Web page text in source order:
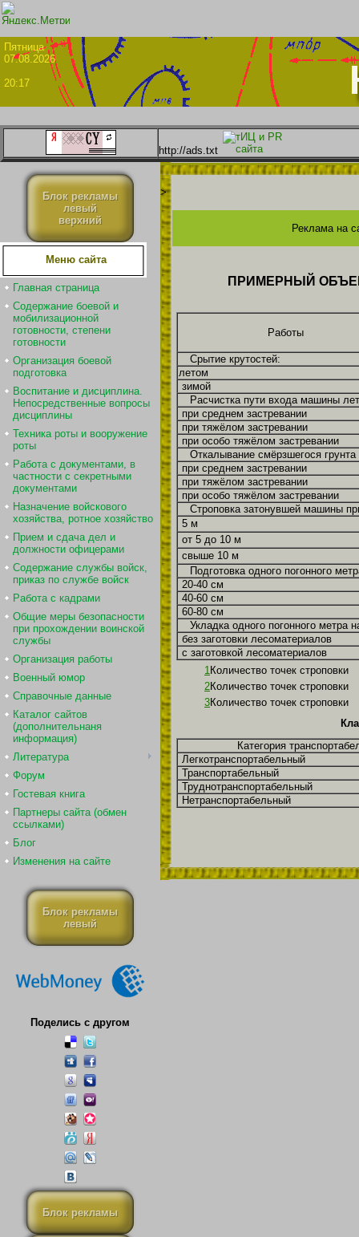
07.08.2026
20:17
http://ads.txt
Блок рекламы
левый
верхний
Меню сайта
Главная страница
Содержание боевой и
мобилизационной
готовности, степени
готовности
Организация боевой
подготовка
Воспитание и дисциплина.
Непосредственные вопросы
дисциплины
Техника роты и вооружение
роты
Работа с документами, в
частности с секретными
документами
Назначение войскового
хозяйства, ротное хозяйство
Прием и сдача дел и
должности офицерами
Содержание службы войск,
приказ по службе войск
Работа с кадрами
Общие меры безопасности
при прохождении воинской
службы
Организация работы
Военный юмор
Справочные данные
Каталог сайтов
(дополнительнаня
информация)
Литература
Форум
Гостевая книга
Партнеры сайта (обмен
ссылками)
Блог
Изменения на сайте
Блок рекламы
левый
Поделись с другом
Блок рекламы
>
Реклама на
ПРИМЕРНЫЙ
Работы
Срытие крутостей:
летом
зимой
Расчистка пути входа машины
при среднем застревании
при тяжёлом застревании
при особо тяжёлом застревании
Откалывание смёрзшегося
при среднем застревании
при тяжёлом застревании
при особо тяжёлом застревании
Строповка затонувшей машины
5 м
от 5 до 10 м
свыше 10 м
Подготовка одного погонного
20-40 см
40-60 см
60-80 см
Укладка одного погонного метра
без заготовки лесоматериалов
с заготовкой лесоматериалов
1 Количество точек строповки
2Количество точек строповки
3Количество точек строповки
Категория
Легкотранспортабельный
Транспортабельный
Труднотранспортабельный
Нетранспортабельный